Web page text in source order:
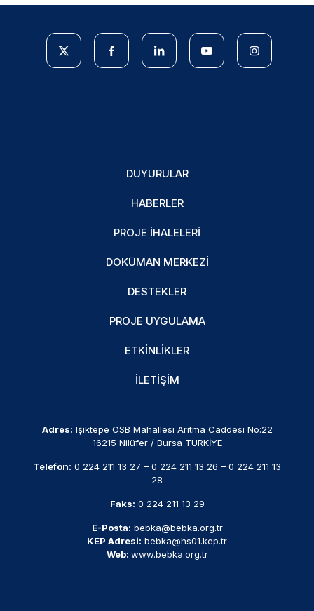
DUYURULAR
HABERLER
PROJE İHALELERI
DOKÜMAN MERKEZI
DESTEKLER
PROJE UYGULAMA
ETKINLIKLER
İLETIŞIM
Adres: Işıktepe OSB Mahallesi Arıtma Caddesi No:22
16215 Nilüfer / Bursa TÜRKİYE
Telefon: 0 224 211 13 27 – 0 224 211 13 26 – 0 224 211 13
28
Faks: 0 224 211 13 29
E-Posta: bebka@bebka.org.tr
KEP Adresi: bebka@hs01.kep.tr
Web: www.bebka.org.tr